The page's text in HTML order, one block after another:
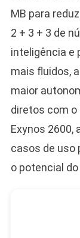
MB para
2 + 3 + 3 de
inteligência e
mais fluidos,
maior
diretos com o
Exynos 2600,
casos de uso
o potencial